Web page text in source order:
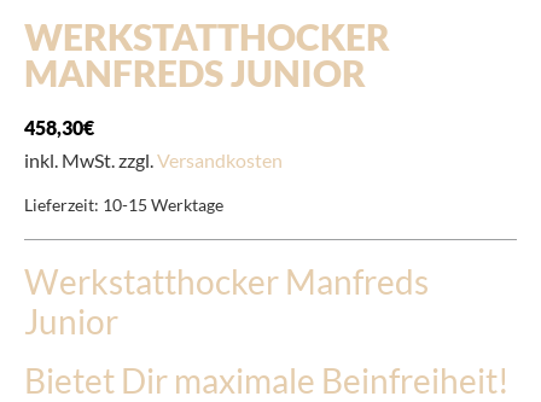
WERKSTATTHOCKER
MANFREDS JUNIOR
458,30€
inkl. MwSt. zzgl. Versandkosten
Lieferzeit: 10-15 Werktage
Werkstatthocker Manfreds
Junior
Bietet Dir maximale Beinfreiheit!